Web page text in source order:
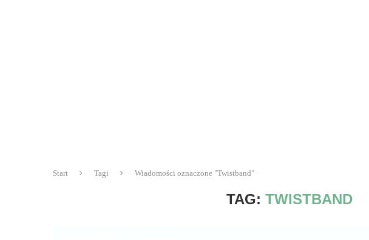
Start Tagi Wiadomości oznaczone "Twistband"
TAG: TWISTBAND